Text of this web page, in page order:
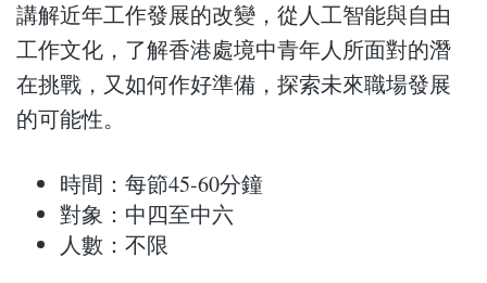
講解近年工作發展的改變，從人工智能與自由
工作文化，了解香港處境中青年人所面對的潛
在挑戰，又如何作好準備，探索未來職場發展
的可能性。
時間：每節45-60分鐘
對象：中四至中六
人數：不限